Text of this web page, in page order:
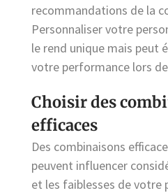
recommandations de la
Personnaliser votre
le rend unique mais peut
votre performance lors
Choisir des
efficaces
Des combinaisons
peuvent influencer
et les faiblesses de votre